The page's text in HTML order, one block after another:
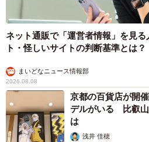
――またご両親のお金の管理で難
「まず、最初の親へのアプロー
に見直そうと申し出ても『まだ早
す。次に、認知症が進むと、物を
てくるので…これまた難しいんで
古いインターネット関連の契約
雑でさらに難しくて。また子供も
るのでそこまで全ての時間を親の
ネット通販で「運営者情報」を見
ト・怪しいサイトの判断基準とは？
まいどなニュース情報部
2026.08.08
京都の百貨店が開
デルがいる 比叡山
は
浅井 佳穂